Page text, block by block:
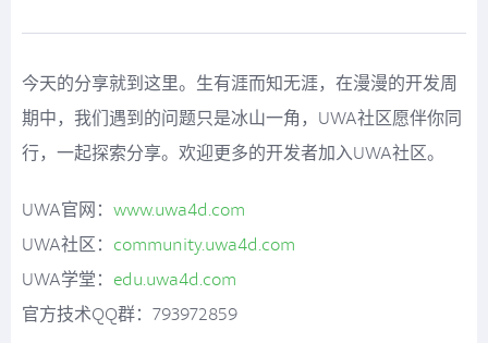
今天的分享就到这里。生有涯而知无涯，在漫漫的开发周
期中，我们遇到的问题只是冰山一角，UWA社区愿伴你同
行，一起探索分享。欢迎更多的开发者加入UWA社区。
UWA官网： www.uwa4d.com
UWA社区： community.uwa4d.com
UWA学堂： edu.uwa4d.com
官方技术QQ群：793972859